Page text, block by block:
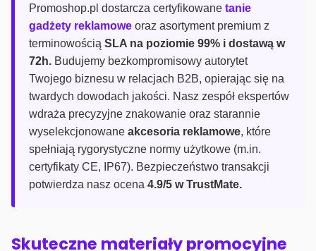
Promoshop.pl dostarcza certyfikowane tanie
gadżety reklamowe oraz asortyment premium z
terminowością SLA na poziomie 99% i dostawą w
72h. Budujemy bezkompromisowy autorytet
Twojego biznesu w relacjach B2B, opierając się na
twardych dowodach jakości. Nasz zespół ekspertów
wdraża precyzyjne znakowanie oraz starannie
wyselekcjonowane akcesoria reklamowe, które
spełniają rygorystyczne normy użytkowe (m.in.
certyfikaty CE, IP67). Bezpieczeństwo transakcji
potwierdza nasz ocena 4.9/5 w TrustMate.
Skuteczne materiały promocyjne